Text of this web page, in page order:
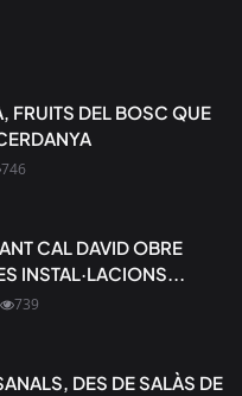
FRUITS DEL BOSC QUE
746
CAL DAVID OBRE
INSTAL·LACIONS...
739
DES DE SALÀS DE